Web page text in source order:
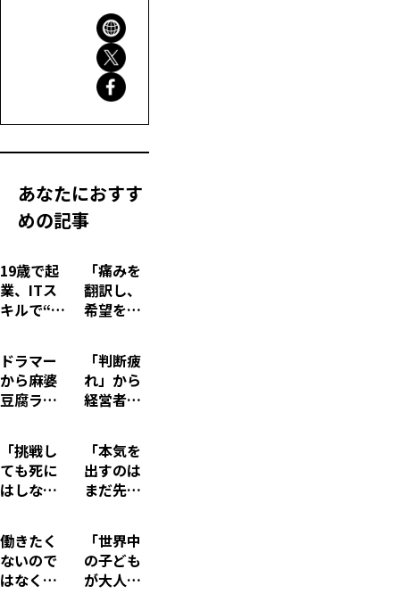
あなたにおすす
めの記事
19歳で起
業、ITス
キルで“農
を目指す
法大生、
「働く＝
顔にす
る」とい
う哲学
「痛みを
翻訳し、
希望を具
る」アト
ピーを“肌
だけの問
題に留め
会”をつく
る当事者3
人の挑戦
ドラマー
から麻婆
豆腐ラー
へ ー 「自
分の人生
を生き
る」こと
る起業家
が挑む“若
者のキャ
「判断疲
れ」から
経営者を
世代経営
者の“構造
で戦う”と
いう戦略
「挑戦し
ても死に
はしな
地獄から
スタート
した20歳
起業家が
「本気を
出すのは
まだ先」
月収100
万円営業
マンへ…
Z世代起
働きたく
ないので
はなく、
「世界中
の子ども
が大人に